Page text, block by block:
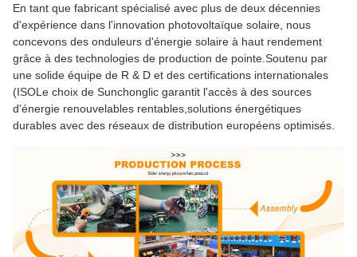
En tant que fabricant spécialisé avec plus de deux décennies
d'expérience dans l'innovation photovoltaïque solaire, nous
concevons des onduleurs d'énergie solaire à haut rendement
grâce à des technologies de production de pointe.Soutenu par
une solide équipe de R & D et des certifications internationales
(ISOLe choix de Sunchonglic garantit l'accès à des sources
d'énergie renouvelables rentables,solutions énergétiques
durables avec des réseaux de distribution européens optimisés.